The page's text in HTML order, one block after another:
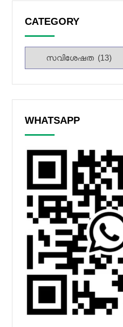
CATEGORY
WHATSAPP